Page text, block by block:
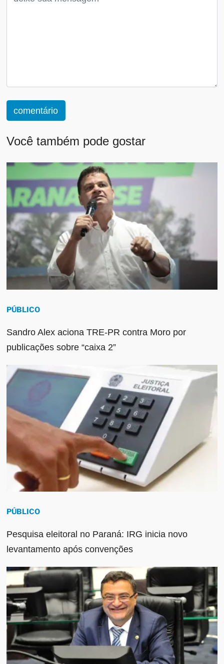
comentário
Você também pode gostar
PÚBLICO
Sandro Alex aciona TRE-PR contra Moro por
publicações sobre “caixa 2”
PÚBLICO
Pesquisa eleitoral no Paraná: IRG inicia novo
levantamento após convenções